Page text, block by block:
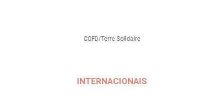
CCFD/Terre Solidaire
INTERNACIONAIS